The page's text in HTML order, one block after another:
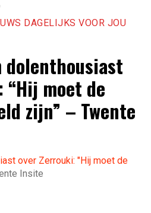
DAGELIJKS VOOR JOU
dolenthousiast
moet de
zijn” – Twente
over Zerrouki: "Hij moet de
Insite